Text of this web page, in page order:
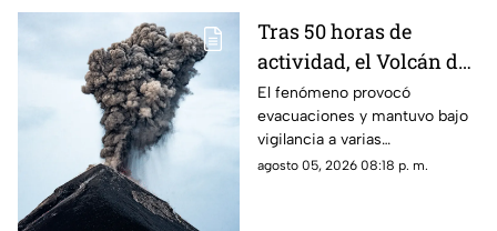
Tras 50 horas de
actividad, el Volcán de
Fuego se calma, pero la
alerta continúa
El fenómeno provocó
evacuaciones y mantuvo bajo
vigilancia a varias
comunidades por el riesgo de
agosto 05, 2026 08:18 p. m.